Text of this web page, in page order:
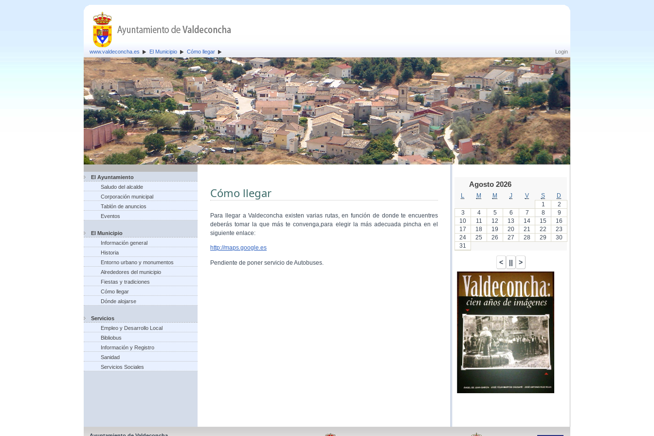
Login
www.valdeconcha.es El Municipio Cómo llegar
El Ayuntamiento
Saludo del alcalde
Corporación municipal
Tablón de anuncios
Eventos
El Municipio
Información general
Historia
Entorno urbano y monumentos
Alrededores del municipio
Fiestas y tradiciones
Cómo llegar
Dónde alojarse
Servicios
Empleo y Desarrollo Local
Bibliobus
Información y Registro
Sanidad
Servicios Sociales
Cómo llegar
Para llegar a Valdeconcha existen varias rutas, en función de donde te encuentres
deberás tomar la que más te convenga,para elegir la más adecuada pincha en el
siguiente enlace:
http://maps.google.es
Pendiente de poner servicio de Autobuses.
Agosto 2026
M M J V S
D
1
2
3
4 5 6 7 8
9
10
11 12 13 14 15
16
17
18 19 20 21 22
23
24
25 26 27 28 29
30
31